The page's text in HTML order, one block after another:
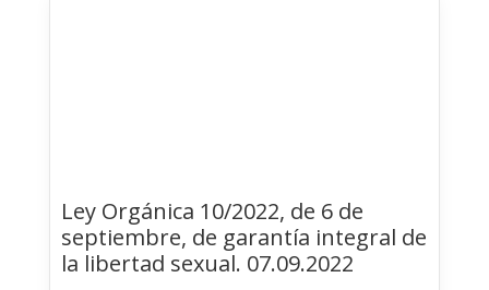
Ley Orgánica 10/2022, de 6 de
septiembre, de garantía integral de
la libertad sexual. 07.09.2022